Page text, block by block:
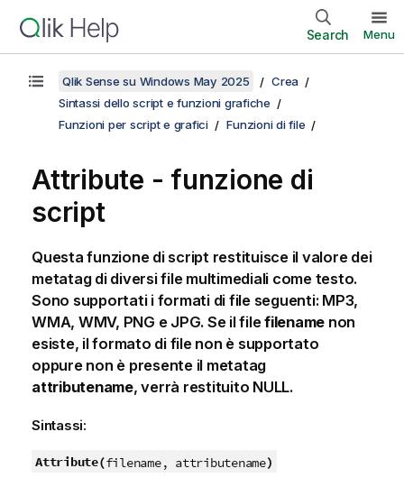
Search Menu
Qlik Sense su Windows May 2025
Crea
Sintassi dello script e funzioni grafiche
Funzioni per script e grafici
Funzioni di file
Attribute - funzione di
script
Questa funzione di script restituisce il valore dei
metatag di diversi file multimediali come testo.
Sono supportati i formati di file seguenti: MP3,
WMA, WMV, PNG e JPG. Se il filefilename non
esiste, il formato di file non è supportato
oppure non è presente il metatag
attributename, verrà restituito NULL.
Sintassi:
Attribute(filename, attributename)